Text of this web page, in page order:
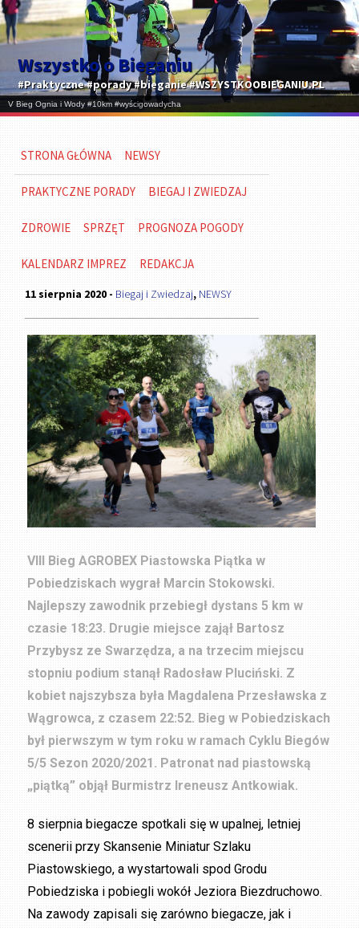
Wszystko o Bieganiu
#Praktyczne #porady #bieganie #WSZYSTKOOBIEGANIU.PL
STRONA GŁÓWNA NEWSY
PRAKTYCZNE PORADY BIEGAJ I ZWIEDZAJ
ZDROWIE SPRZĘT PROGNOZA POGODY
KALENDARZ IMPREZ REDAKCJA
11 sierpnia 2020 - Biegaj i Zwiedzaj, NEWSY
VIII Bieg AGROBEX Piastowska Piątka w
Pobiedziskach wygrał Marcin Stokowski.
Najlepszy zawodnik przebiegł dystans 5 km w
czasie 18:23. Drugie miejsce zajął Bartosz
Przybysz ze Swarzędza, a na trzecim miejscu
stopniu podium stanął Radosław Pluciński. Z
kobiet najszybsza była Magdalena Przesławska z
Wągrowca, z czasem 22:52. Bieg w Pobiedziskach
był pierwszym w tym roku w ramach Cyklu Biegów
5/5 Sezon 2020/2021. Patronat nad piastowską
„piątką” objął Burmistrz Ireneusz Antkowiak.
8 sierpnia biegacze spotkali się w upalnej, letniej
scenerii przy Skansenie Miniatur Szlaku
Piastowskiego, a wystartowali spod Grodu
Pobiedziska i pobiegli wokół Jeziora Biezdruchowo.
Na zawody zapisali się zarówno biegacze, jak i